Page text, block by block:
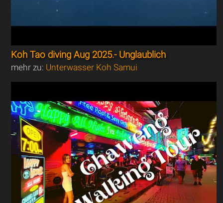
Koh Tao diving Aug 2025.- Unglaublich
mehr zu: Unterwasser Koh Samui